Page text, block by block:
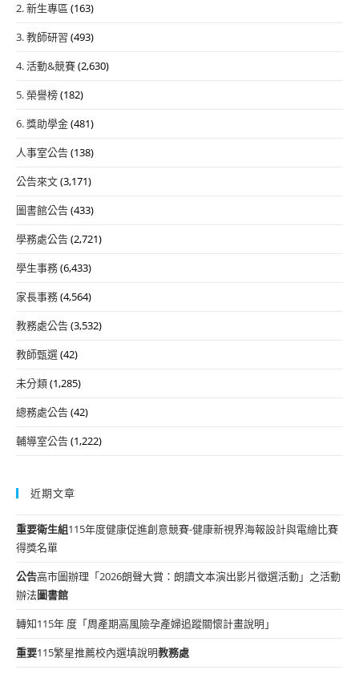
2. 新生專區 (163)
3. 教師研習 (493)
4. 活動&競賽(2,630)
5. 榮譽榜(182)
6. 獎助學金(481)
人事室公告(138)
公告來文(3,171)
圖書館公告(433)
學務處公告(2,721)
學生事務(6,433)
家長事務(4,564)
教務處公告(3,532)
教師甄選(42)
未分類(1,285)
總務處公告(42)
輔導室公告(1,222)
近期文章
重要衛生組115年度健康促進創意競賽-健康新視界海報設計與電繪比賽
得獎名單
公告高市圖辦理「2026朗聲大賞：朗讀文本演出影片徵選活動」之活動
辦法圖書館
轉知115年 度「周產期高風險孕產婦追蹤關懷計畫說明」
重要115繁星推薦校內選填說明教務處